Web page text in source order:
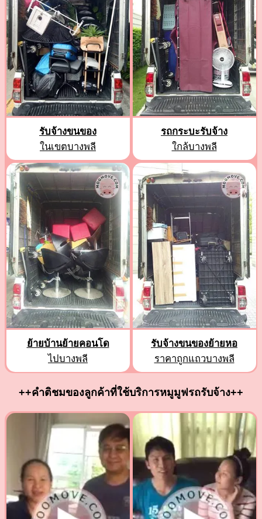
รับจ้างขนของ
ในเขตบางพลี
รถกระบะรับจ้าง
ใกล้บางพลี
ย้ายบ้านย้ายคอนโด
ไปบางพลี
รับจ้างขนของย้ายหอ
ราคาถูกแถวบางพลี
++คำติชมของลูกค้าที่ใช้บริการหมูมูฟรถรับจ้าง++